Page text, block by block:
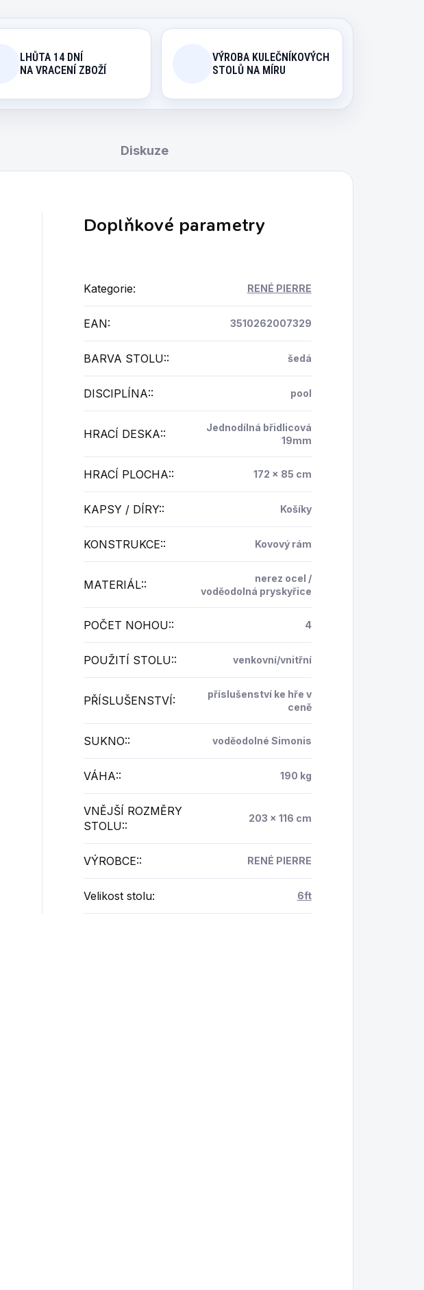
LHŮTA 14 DNÍ
NA VRACENÍ ZBOŽÍ
VÝROBA KULEČNÍKOVÝCH
STOLŮ NA MÍRU
Diskuze
Doplňkové parametry
Kategorie: RENÉ PIERRE
EAN: 3510262007329
BARVA STOLU:: šedá
DISCIPLÍNA:: pool
HRACÍ DESKA::
Jednodílná břidlicová
19mm
HRACÍ PLOCHA:: 172 x 85 cm
KAPSY / DÍRY:: Košíky
KONSTRUKCE:: Kovový rám
MATERIÁL::
nerez ocel /
voděodolná pryskyřice
POČET NOHOU:: 4
POUŽITÍ STOLU:: venkovní/vnitřní
PŘÍSLUŠENSTVÍ:
příslušenství ke hře v
ceně
SUKNO:: voděodolné Simonis
VÁHA:: 190 kg
VNĚJŠÍ ROZMĚRY
STOLU::
203 x 116 cm
VÝROBCE:: RENÉ PIERRE
Velikost stolu: 6ft